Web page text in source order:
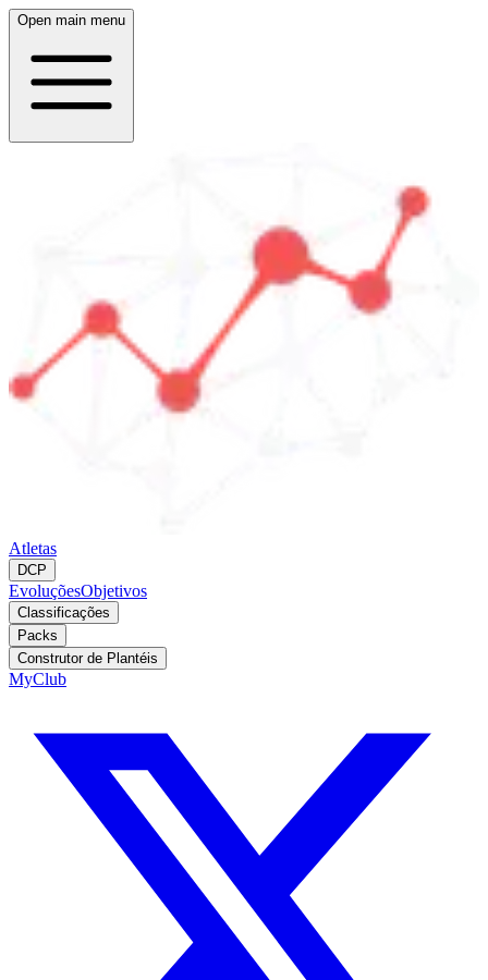
Open main menu
Atletas
DCP
EvoluçõesObjetivos
Classificações
Packs
Construtor de Plantéis
MyClub